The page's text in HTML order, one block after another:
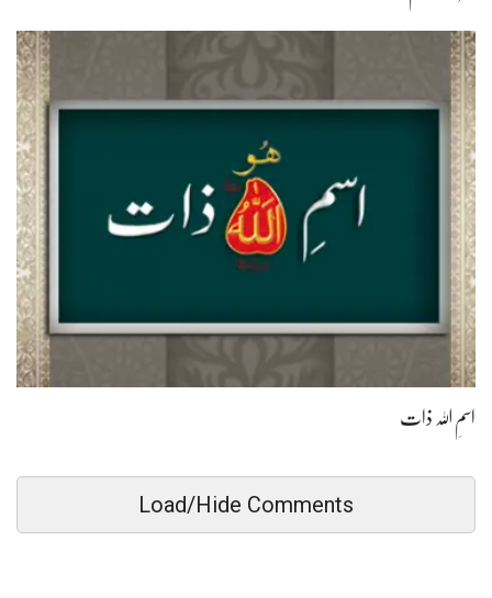
اسمِ اللہ ذات
Load/Hide Comments